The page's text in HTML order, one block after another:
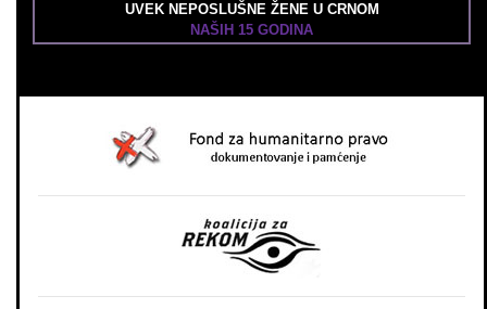
UVEK NEPOSLUŠNE ŽENE U CRNOM
NAŠIH 15 GODINA